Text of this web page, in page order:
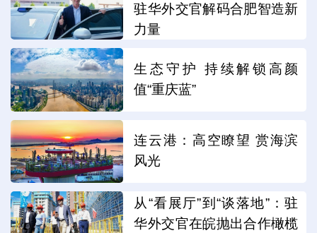
驻华外交官解码合肥智造新
力量
生态守护 持续解锁高颜
值“重庆蓝”
连云港：高空瞭望 赏海滨
风光
从“看展厅”到“谈落地”：驻
华外交官在皖抛出合作橄榄